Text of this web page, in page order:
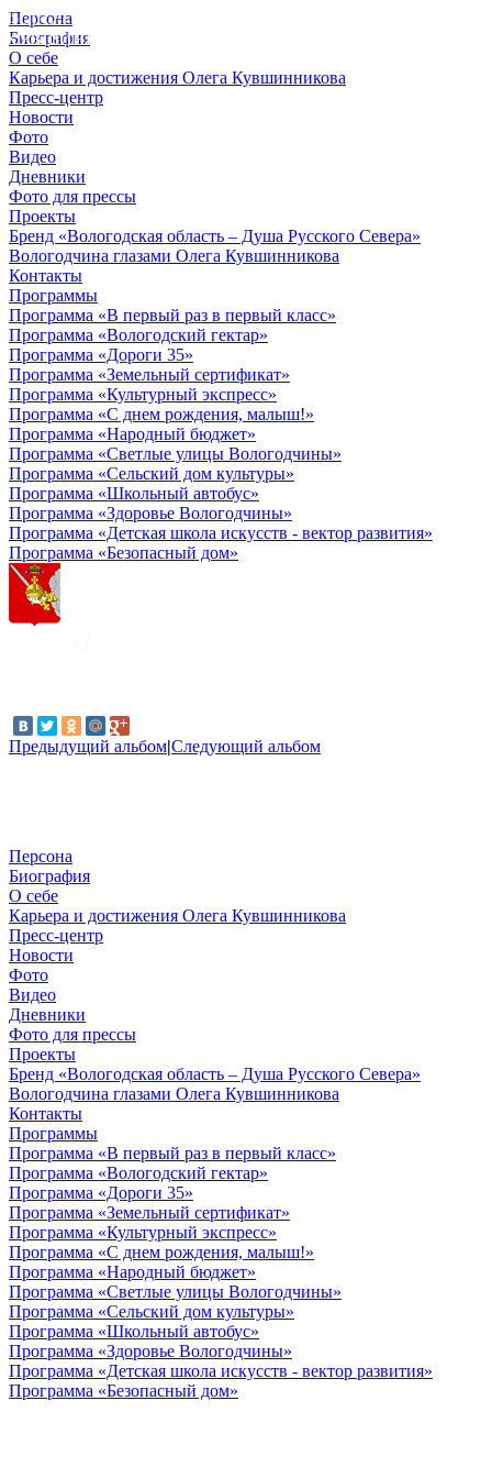
Персона
Биография
О себе
Карьера и достижения Олега Кувшинникова
Пресс-центр
Новости
Фото
Видео
Дневники
Фото для прессы
Проекты
Бренд «Вологодская область – Душа Русского Севера»
Вологодчина глазами Олега Кувшинникова
Контакты
Программы
Программа «В первый раз в первый класс»
Программа «Вологодский гектар»
Программа «Дороги 35»
Программа «Земельный сертификат»
Программа «Культурный экспресс»
Программа «С днем рождения, малыш!»
Программа «Народный бюджет»
Программа «Светлые улицы Вологодчины»
Программа «Сельский дом культуры»
Программа «Школьный автобус»
Программа «Здоровье Вологодчины»
Программа «Детская школа искусств - вектор развития»
Программа «Безопасный дом»
Предыдущий альбом|Следующий альбом
© 2012 - 2023,
КУВШИННИКОВ О.А.
Персона
Биография
О себе
Карьера и достижения Олега Кувшинникова
Пресс-центр
Новости
Фото
Видео
Дневники
Фото для прессы
Проекты
Бренд «Вологодская область – Душа Русского Севера»
Вологодчина глазами Олега Кувшинникова
Контакты
Программы
Программа «В первый раз в первый класс»
Программа «Вологодский гектар»
Программа «Дороги 35»
Программа «Земельный сертификат»
Программа «Культурный экспресс»
Программа «С днем рождения, малыш!»
Программа «Народный бюджет»
Программа «Светлые улицы Вологодчины»
Программа «Сельский дом культуры»
Программа «Школьный автобус»
Программа «Здоровье Вологодчины»
Программа «Детская школа искусств - вектор развития»
Программа «Безопасный дом»